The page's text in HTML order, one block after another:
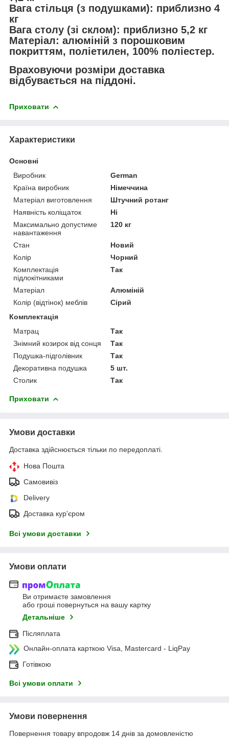
Вага стільця (з подушками): приблизно 4
кг
Вага столу (зі склом): приблизно 5,2 кг
Матеріал: алюміній з порошковим
покриттям, поліетилен, 100% поліестер.
Враховуючи розміри доставка
відбувається на піддоні.
Приховати
Характеристики
Основні
Виробник
German
Країна виробник
Німеччина
Матеріал виготовлення
Штучний ротанг
Наявність коліщаток
Ні
Максимально допустиме
навантаження
120 кг
Стан
Новий
Колір
Чорний
Комплектація
підлокітниками
Так
Матеріал
Алюміній
Колір (відтінок) меблів
Сірий
Комплектація
Матрац
Так
Знімний козирок від сонця
Так
Подушка-підголівник
Так
Декоративна подушка
5 шт.
Столик
Так
Приховати
Умови доставки
Доставка здійснюється тільки по передоплаті.
Нова Пошта
Самовивіз
Delivery
Доставка кур'єром
Всі умови доставки
Умови оплати
Ви отримаєте замовлення
або гроші повернуться на вашу картку
Детальніше
Післяплата
Онлайн-оплата карткою Visa, Mastercard - LiqPay
Готівкою
Всі умови оплати
Умови повернення
Повернення товару впродовж 14 днів за домовленістю